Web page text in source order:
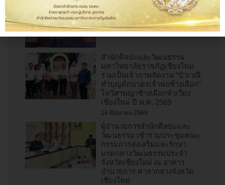
การประกวด “สุดยอดกลอง
สะบัดชัย ราชภัฏเชียงใหม่”
ประจำปี 2569
10 กรกฎาคม 2569
สำนักศิลปะและวัฒนธรรม
มหาวิทยาลัยราชภัฏเชียงใหม่
ร่วมเป็นเจ้าภาพจัดงาน “ป๋าเวณี
ทำบุญตักบาตรเจ้าพ่อช้างเผือก”
ไหว้สาพญาช้างเผือกหัวเวียง
เชียงใหม่ ปี พ.ศ. 2569
16 มิถุนายน 2569
ผู้อำนวยการสำนักศิลปะและ
วัฒนธรรม เข้าร่วมประชุมคณะ
กรรมการส่งเสริมและรักษา
มรดกทางวัฒนธรรมประจำ
จังหวัดเชียงใหม่ ณ อาคาร
อำนวยการ ศาลากลางจังหวัด
เชียงใหม่